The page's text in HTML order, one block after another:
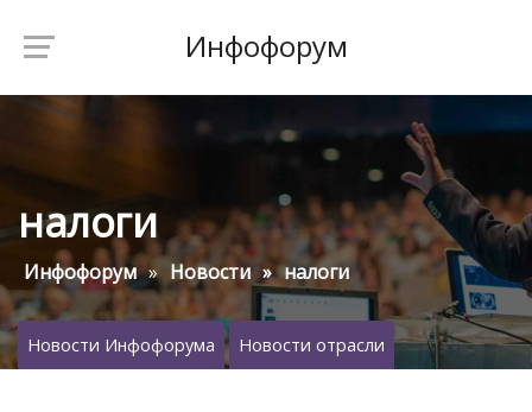
Инфофорум
налоги
Инфофорум Новости налоги
Новости Инфофорума Новости отрасли